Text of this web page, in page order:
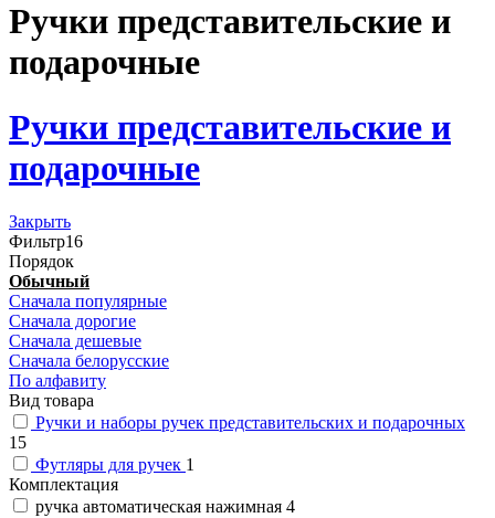
Ручки представительские и
подарочные
Ручки представительские и
подарочные
Закрыть
Фильтр16
Порядок
Обычный
Сначала популярные
Сначала дорогие
Сначала дешевые
Сначала белорусские
По алфавиту
Вид товара
Ручки и наборы ручек представительских и подарочных
15
Футляры для ручек 1
Комплектация
ручка автоматическая нажимная 4